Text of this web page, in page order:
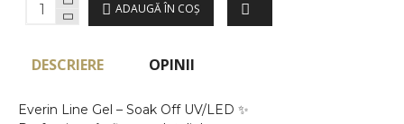
ADAUGĂ ÎN COŞ
DESCRIERE OPINII
Everin Line Gel – Soak Off UV/LED ✨